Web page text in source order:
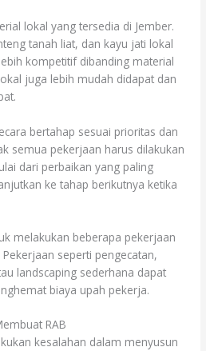
lokal yang tersedia di Jember.
tanah liat, dan kayu jati lokal
kompetitif dibanding material
juga lebih mudah didapat dan
bertahap sesuai prioritas dan
semua pekerjaan harus dilakukan
dari perbaikan yang paling
ke tahap berikutnya ketika
melakukan beberapa pekerjaan
seperti pengecatan,
landscaping sederhana dapat
biaya upah pekerja.
RAB
kesalahan dalam menyusun